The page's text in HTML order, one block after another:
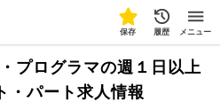
保存 履歴 メニュー
プログラマの週１日以上
・パート求人情報